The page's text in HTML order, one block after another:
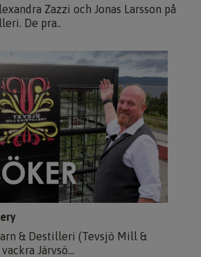
Zazzi och Jonas Larsson på
De pra..
& Destilleri (Tevsjö Mill &
Järvsö...